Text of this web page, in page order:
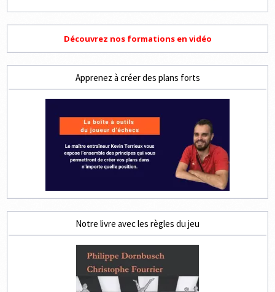
Découvrez nos formations en vidéo
Apprenez à créer des plans forts
Notre livre avec les règles du jeu